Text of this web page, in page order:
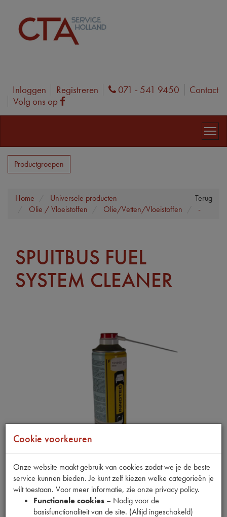
Inloggen Registreren Phone
071 - 541 9450
Contact
Volg ons op
Facebook
Productgroepen
Terug
Home
Universele producten
Olie / Vloeistoffen
Olie/Vetten/Vloeistoffen -
SPUITBUS FUEL
SYSTEM CLEANER
Productnummer
1918103
Cookie voorkeuren
Onze website maakt gebruik van cookies zodat we je de beste
service kunnen bieden. Je kunt zelf kiezen welke categorieën je
wilt toestaan. Voor meer informatie, zie onze privacy policy.
Functionele cookies – Nodig voor de
basisfunctionaliteit van de site. (Altijd ingeschakeld)